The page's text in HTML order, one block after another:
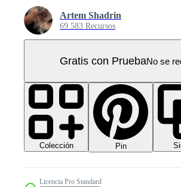
Artem Shadrin
69.583 Recursos
Gratis con PruebaNo se
Colección Pin
Licencia Pro Standard